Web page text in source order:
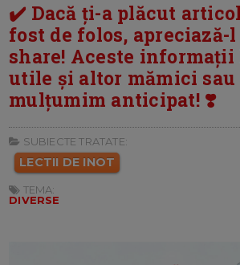
✔️ Dacă ți-a plăcut
fost de folos, apreciază-
share! Aceste
utile și altor mămici
mulțumim anticipat! ❣️
SUBIECTE TRATATE:
LECTII DE INOT
TEMA:
DIVERSE